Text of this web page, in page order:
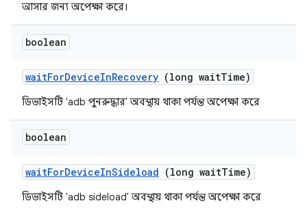
আসার জন্য অপেক্ষা করে।
boolean
waitForDeviceInRecovery (long waitTime)
ডিভাইসটি 'adb পুনরুদ্ধার' অবস্থায় থাকা পর্যন্ত অপেক্ষা করে
boolean
waitForDeviceInSideload (long waitTime)
ডিভাইসটি 'adb sideload' অবস্থায় থাকা পর্যন্ত অপেক্ষা করে